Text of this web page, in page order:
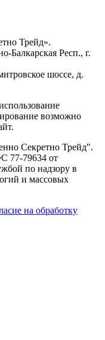
Трейд».
Балкарская Респ., г.
шоссе, д.
возможно
Секретно Трейд".
77-79634 от
по надзору в
и массовых
на обработку